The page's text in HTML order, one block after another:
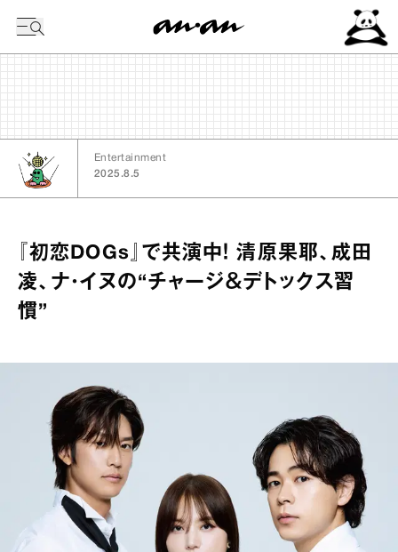
Entertainment
2025.8.5
『初恋DOGs』で共演中！ 清原果耶、成田
凌、ナ・イヌの“チャージ＆デトックス習
慣”